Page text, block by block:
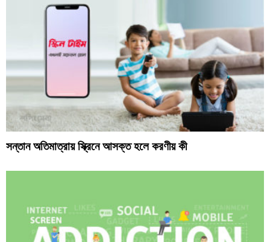
সন্তান অতিমাত্রায় স্ক্রিনে আসক্ত হলে করণীয় কী